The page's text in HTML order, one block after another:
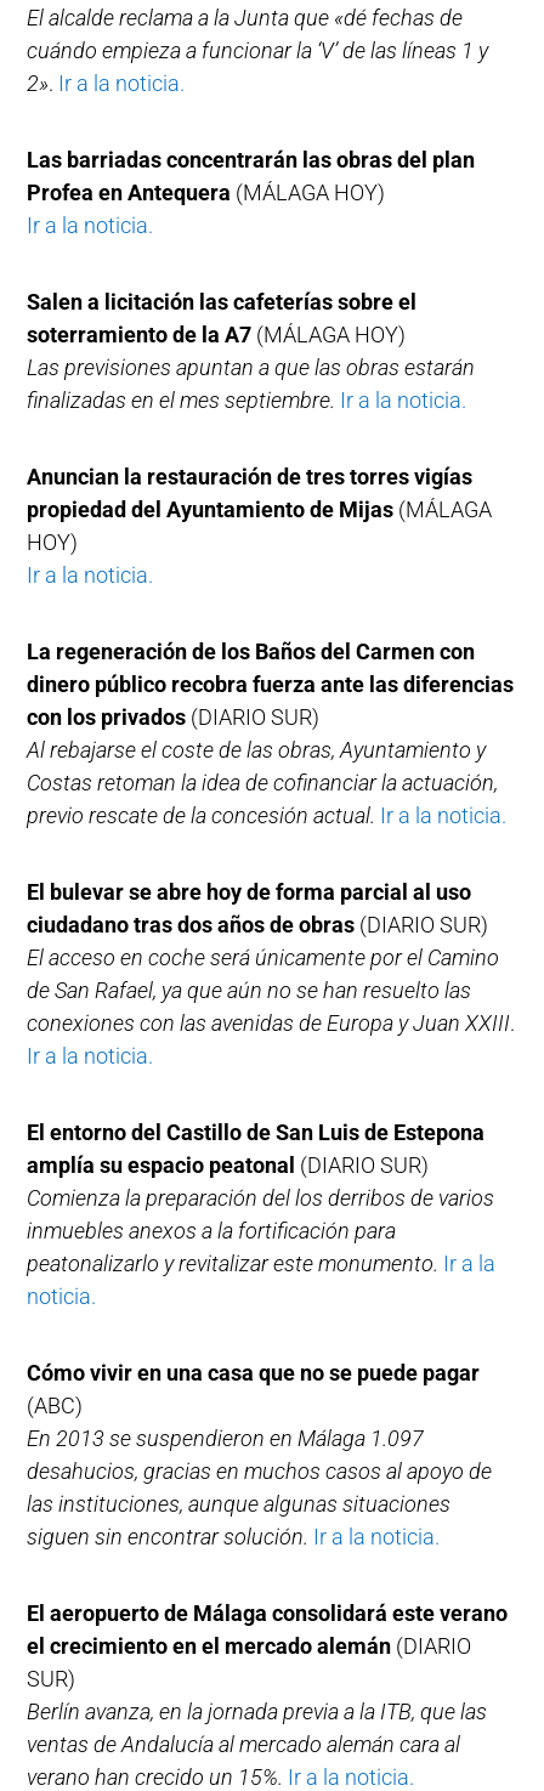
El alcalde reclama a la Junta que «dé fechas de
cuándo empieza a funcionar la ‘V’ de las líneas 1 y
2». Ir a la noticia.
Las barriadas concentrarán las obras del plan
Profea en Antequera (MÁLAGA HOY)
Ir a la noticia.
Salen a licitación las cafeterías sobre el
soterramiento de la A7 (MÁLAGA HOY)
Las previsiones apuntan a que las obras estarán
finalizadas en el mes septiembre. Ir a la noticia.
Anuncian la restauración de tres torres vigías
propiedad del Ayuntamiento de Mijas (MÁLAGA
HOY)
Ir a la noticia.
La regeneración de los Baños del Carmen con
dinero público recobra fuerza ante las diferencias
con los privados (DIARIO SUR)
Al rebajarse el coste de las obras, Ayuntamiento y
Costas retoman la idea de cofinanciar la actuación,
previo rescate de la concesión actual. Ir a la noticia.
El bulevar se abre hoy de forma parcial al uso
ciudadano tras dos años de obras (DIARIO SUR)
El acceso en coche será únicamente por el Camino
de San Rafael, ya que aún no se han resuelto las
conexiones con las avenidas de Europa y Juan XXIII.
Ir a la noticia.
El entorno del Castillo de San Luis de Estepona
amplía su espacio peatonal (DIARIO SUR)
Comienza la preparación del los derribos de varios
inmuebles anexos a la fortificación para
peatonalizarlo y revitalizar este monumento. Ir a la
noticia.
Cómo vivir en una casa que no se puede pagar
(ABC)
En 2013 se suspendieron en Málaga 1.097
desahucios, gracias en muchos casos al apoyo de
las instituciones, aunque algunas situaciones
siguen sin encontrar solución. Ir a la noticia.
El aeropuerto de Málaga consolidará este verano
el crecimiento en el mercado alemán (DIARIO
SUR)
Berlín avanza, en la jornada previa a la ITB, que las
ventas de Andalucía al mercado alemán cara al
verano han crecido un 15%. Ir a la noticia.